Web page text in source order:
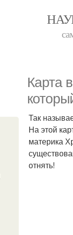
Карта
Так
На этой
материка
отнять!